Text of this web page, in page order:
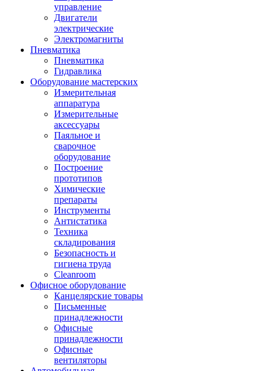
управление
Двигатели
электрические
Электромагниты
Пневматика
Пневматика
Гидравлика
Оборудование мастерских
Измерительная
аппаратура
Измерительные
аксессуары
Паяльное и
сварочное
оборудование
Построение
прототипов
Химические
препараты
Инструменты
Aнтистатика
Техника
складирования
Безопасность и
гигиена труда
Cleanroom
Офисное оборудование
Канцелярские товары
Письменные
принадлежности
Офисные
принадлежности
Офисные
вентиляторы